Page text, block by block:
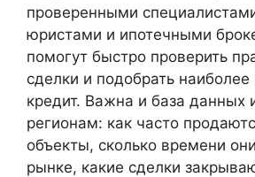
проверенными
юристами и ипотечными
помогут быстро проверить
сделки и подобрать
кредит. Важна и база данных
регионам: как часто
объекты, сколько времени
рынке, какие сделки